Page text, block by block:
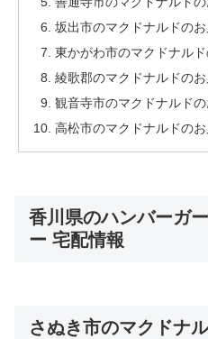
坂出市のマクドナルドの
東かがわ市のマクドナル
綾歌郡のマクドナルドの
観音寺市のマクドナルド
高松市のマクドナルドの
香川県のハンバーガ
ー 宅配情報
さぬき市のマクドナ